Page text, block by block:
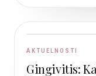
AKTUELNOSTI
Gingivitis: